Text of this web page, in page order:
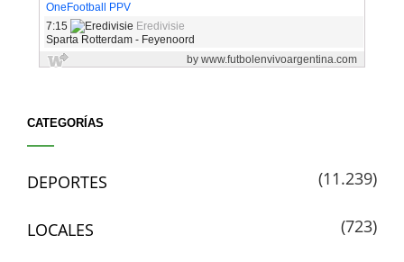
CATEGORÍAS
DEPORTES (11.239)
LOCALES (723)